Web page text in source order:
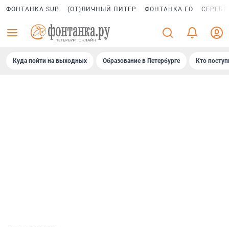
ФОНТАНКА SUP (ОТ)ЛИЧНЫЙ ПИТЕР ФОНТАНКА ГО
Куда пойти на выходных Образование в Петербурге Кто